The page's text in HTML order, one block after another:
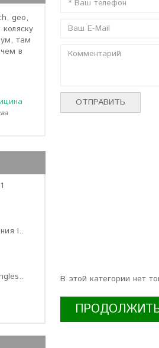
geo,
там
в
нам предложили более
качеством сборки и
Аля Боржова
г. Санкт-
I..
В этой категории нет